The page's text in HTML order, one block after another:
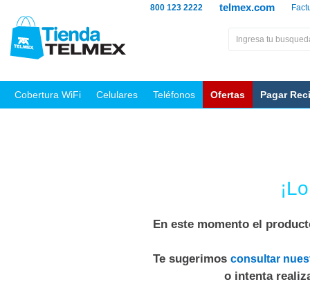
telmex.com
800 123 2222
Cobertura WiFi Celulares Teléfonos Ofertas Pagar
En este momento el
Te sugerimos consultar
o intenta